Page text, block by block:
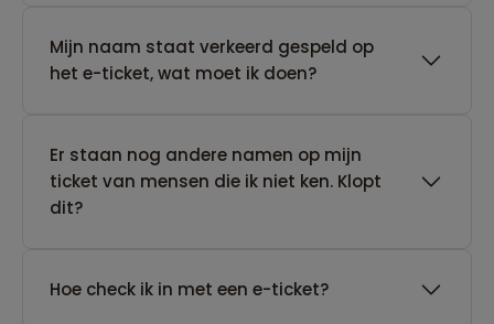
Mijn naam staat verkeerd gespeld op
het e-ticket, wat moet ik doen?
Er staan nog andere namen op mijn
ticket van mensen die ik niet ken. Klopt
dit?
Hoe check ik in met een e-ticket?